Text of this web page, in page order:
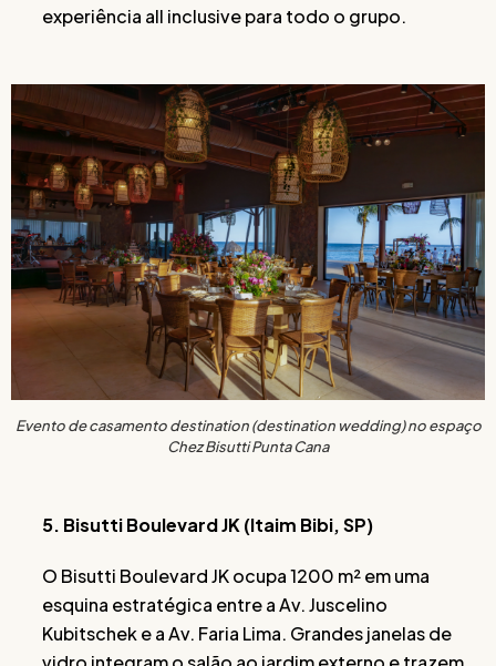
experiência all inclusive para todo o grupo.
Evento de casamento destination (destination wedding) no espaço
Chez Bisutti Punta Cana
5. Bisutti Boulevard JK (Itaim Bibi, SP)
O Bisutti Boulevard JK ocupa 1200 m² em uma
esquina estratégica entre a Av. Juscelino
Kubitschek e a Av. Faria Lima. Grandes janelas de